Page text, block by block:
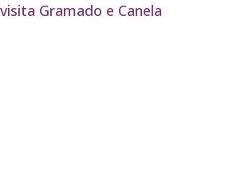
Gramado e Canela